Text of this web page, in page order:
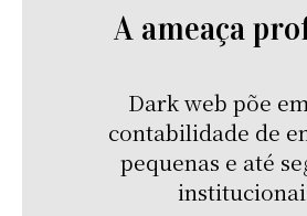
A ameaça
Dark web põe
contabilidade de
pequenas e até